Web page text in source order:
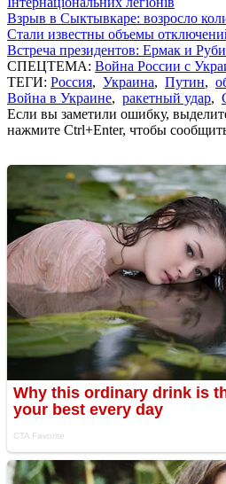
Взрыв в Сыктывкаре: возросло
Стали известны объемы
Встреча президентов: Ермак и
СПЕЦТЕМА: Война России с
ТЕГИ: Россия, Украина, Путин,
Война в Украине, ракетный удар,
Если вы заметили ошибку,
нажмите Ctrl+Enter, чтобы